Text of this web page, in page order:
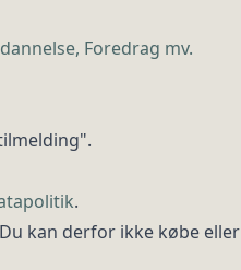
Foredrag mv.
.
kan derfor ikke købe eller